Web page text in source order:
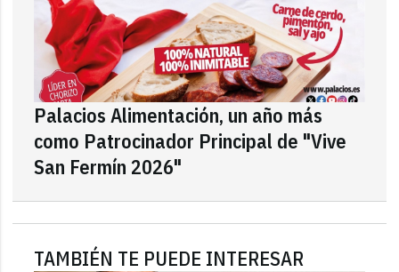
Palacios Alimentación, un año más
como Patrocinador Principal de "Vive
San Fermín 2026"
TAMBIÉN TE PUEDE INTERESAR